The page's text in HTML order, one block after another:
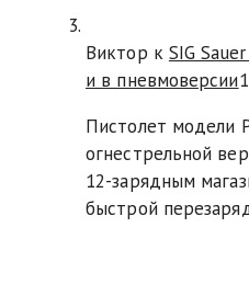
Виктор к SIG
и в пневмоверсии
Пистолет модели
огнестрельной
12-зарядным
быстрой